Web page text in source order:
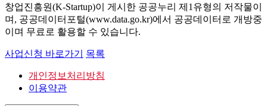
창업진흥원(K-Startup)이 게시한 공공누리 제1유형의 저작물이
며, 공공데이터포털(www.data.go.kr)에서 공공데이터로 개방중
이며 무료로 활용할 수 있습니다.
사업신청 바로가기 목록
개인정보처리방침
이용약관